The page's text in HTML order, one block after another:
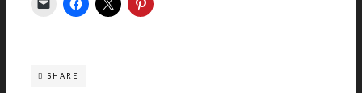
SHARE